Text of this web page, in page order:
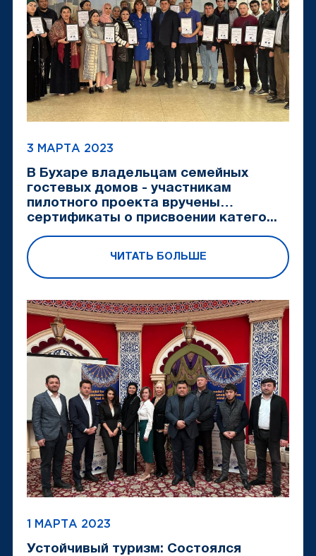
3 МАРТА 2023
В Бухаре владельцам семейных
гостевых домов - участникам
пилотного проекта вручены
сертификаты о присвоении катего...
ЧИТАТЬ БОЛЬШЕ
1 МАРТА 2023
Устойчивый туризм: Состоялся